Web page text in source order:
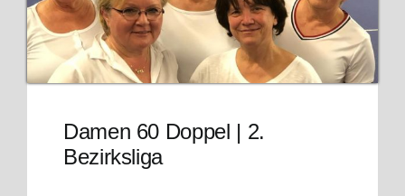
Damen 60 Doppel | 2.
Bezirksliga